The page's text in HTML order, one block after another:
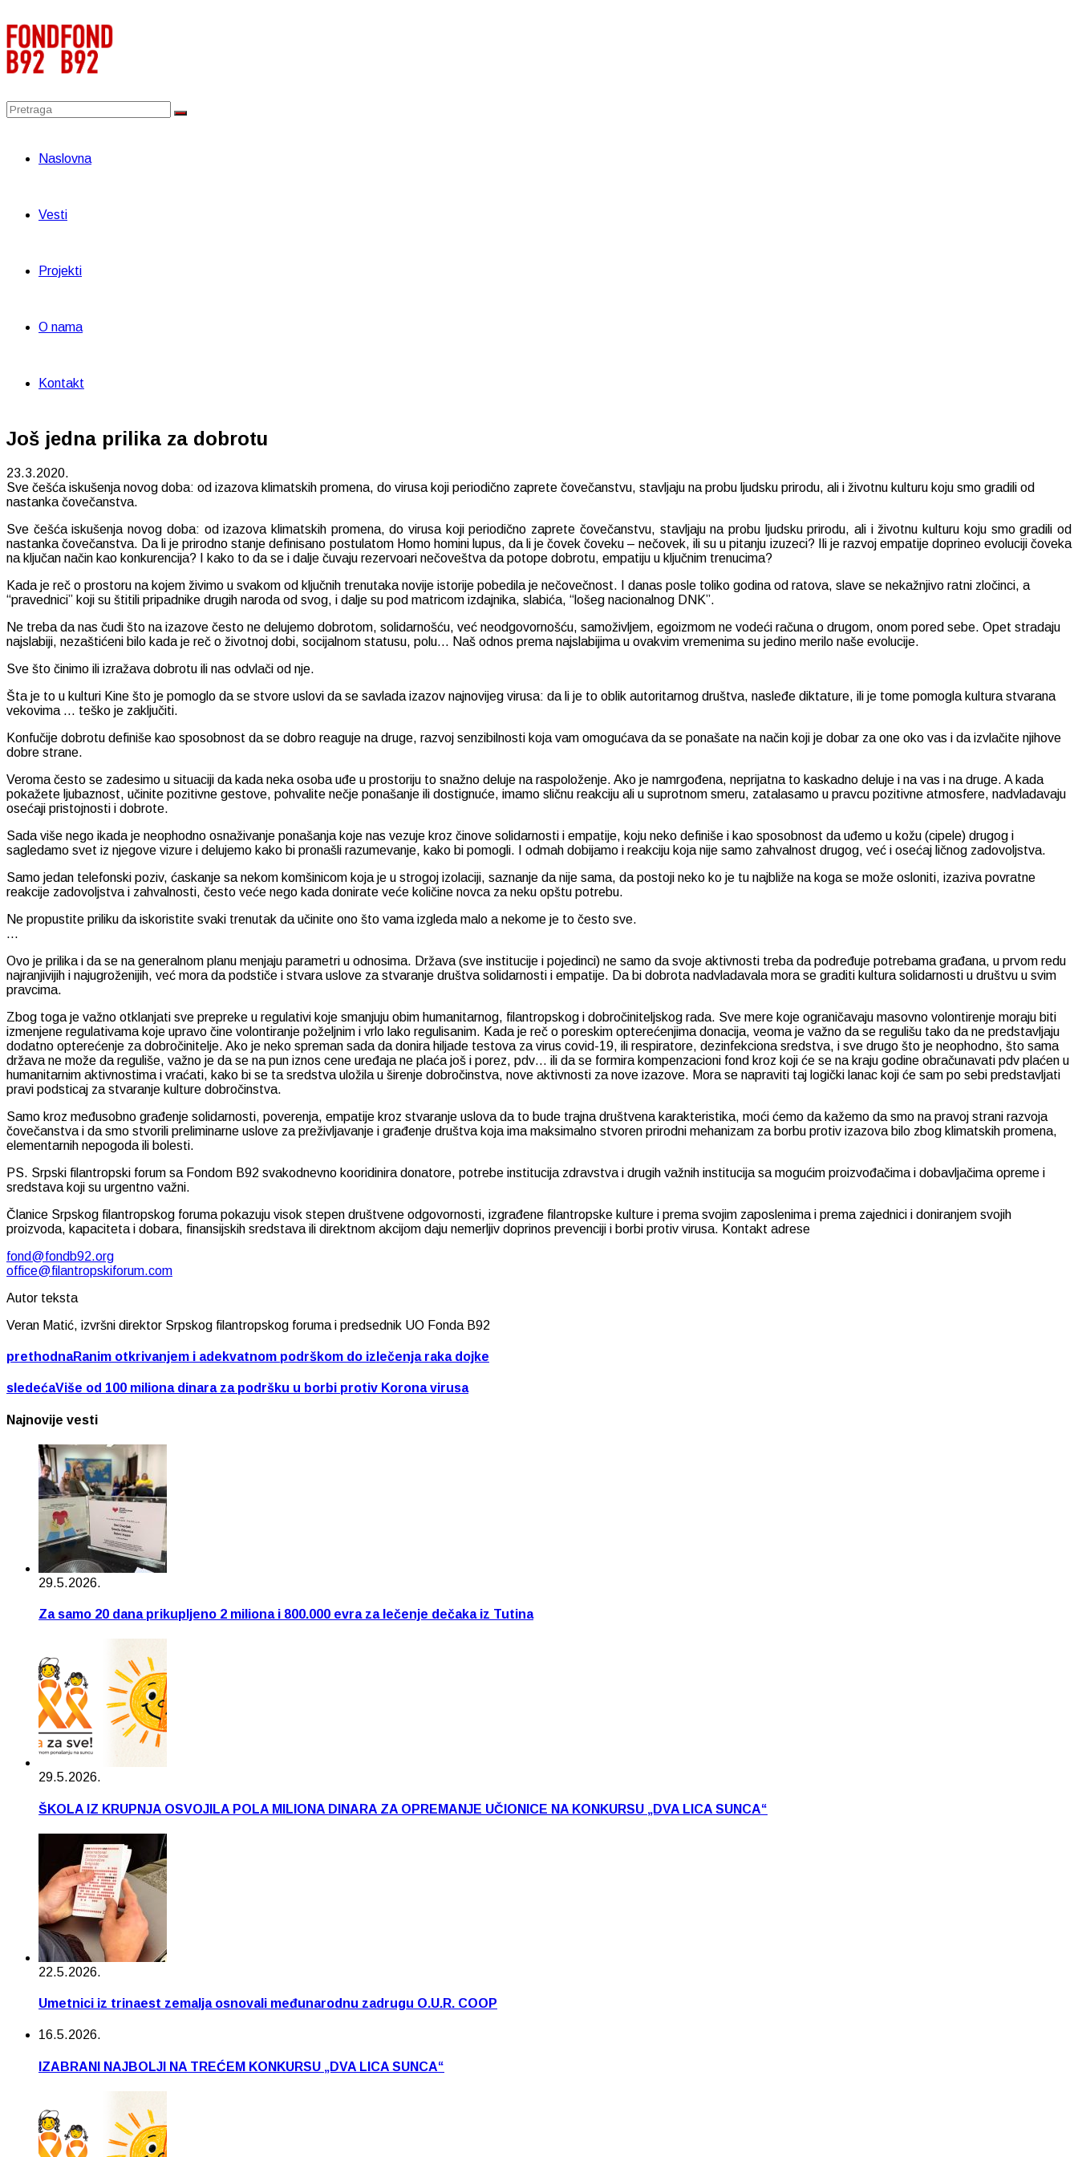
Naslovna
Vesti
Projekti
O nama
Kontakt
Još jedna prilika za dobrotu
23.3.2020.
Sve češća iskušenja novog doba: od izazova klimatskih promena, do virusa koji periodično zaprete čovečanstvu, stavljaju na probu ljudsku prirodu, ali i životnu kulturu koju smo gradili od
nastanka čovečanstva.
Sve češća iskušenja novog doba: od izazova klimatskih promena, do virusa koji periodično zaprete čovečanstvu, stavljaju na probu ljudsku prirodu, ali i životnu kulturu koju smo gradili od
nastanka čovečanstva. Da li je prirodno stanje definisano postulatom Homo homini lupus, da li je čovek čoveku – nečovek, ili su u pitanju izuzeci? Ili je razvoj empatije doprineo evoluciji čoveka
na ključan način kao konkurencija? I kako to da se i dalje čuvaju rezervoari nečoveštva da potope dobrotu, empatiju u ključnim trenucima?
Kada je reč o prostoru na kojem živimo u svakom od ključnih trenutaka novije istorije pobedila je nečovečnost. I danas posle toliko godina od ratova, slave se nekažnjivo ratni zločinci, a
“pravednici” koji su štitili pripadnike drugih naroda od svog, i dalje su pod matricom izdajnika, slabića, “lošeg nacionalnog DNK”.
Ne treba da nas čudi što na izazove često ne delujemo dobrotom, solidarnošću, već neodgovornošću, samoživljem, egoizmom ne vodeći računa o drugom, onom pored sebe. Opet stradaju
najslabiji, nezaštićeni bilo kada je reč o životnoj dobi, socijalnom statusu, polu… Naš odnos prema najslabijima u ovakvim vremenima su jedino merilo naše evolucije.
Sve što činimo ili izražava dobrotu ili nas odvlači od nje.
Šta je to u kulturi Kine što je pomoglo da se stvore uslovi da se savlada izazov najnovijeg virusa: da li je to oblik autoritarnog društva, nasleđe diktature, ili je tome pomogla kultura stvarana
vekovima … teško je zaključiti.
Konfučije dobrotu definiše kao sposobnost da se dobro reaguje na druge, razvoj senzibilnosti koja vam omogućava da se ponašate na način koji je dobar za one oko vas i da izvlačite njihove
dobre strane.
Veroma često se zadesimo u situaciji da kada neka osoba uđe u prostoriju to snažno deluje na raspoloženje. Ako je namrgođena, neprijatna to kaskadno deluje i na vas i na druge. A kada
pokažete ljubaznost, učinite pozitivne gestove, pohvalite nečje ponašanje ili dostignuće, imamo sličnu reakciju ali u suprotnom smeru, zatalasamo u pravcu pozitivne atmosfere, nadvladavaju
osećaji pristojnosti i dobrote.
Sada više nego ikada je neophodno osnaživanje ponašanja koje nas vezuje kroz činove solidarnosti i empatije, koju neko definiše i kao sposobnost da uđemo u kožu (cipele) drugog i
sagledamo svet iz njegove vizure i delujemo kako bi pronašli razumevanje, kako bi pomogli. I odmah dobijamo i reakciju koja nije samo zahvalnost drugog, već i osećaj ličnog zadovoljstva.
Samo jedan telefonski poziv, ćaskanje sa nekom komšinicom koja je u strogoj izolaciji, saznanje da nije sama, da postoji neko ko je tu najbliže na koga se može osloniti, izaziva povratne
reakcije zadovoljstva i zahvalnosti, često veće nego kada donirate veće količine novca za neku opštu potrebu.
Ne propustite priliku da iskoristite svaki trenutak da učinite ono što vama izgleda malo a nekome je to često sve.
…
Ovo je prilika i da se na generalnom planu menjaju parametri u odnosima. Država (sve institucije i pojedinci) ne samo da svoje aktivnosti treba da podređuje potrebama građana, u prvom redu
najranjivijih i najugroženijih, već mora da podstiče i stvara uslove za stvaranje društva solidarnosti i empatije. Da bi dobrota nadvladavala mora se graditi kultura solidarnosti u društvu u svim
pravcima.
Zbog toga je važno otklanjati sve prepreke u regulativi koje smanjuju obim humanitarnog, filantropskog i dobročiniteljskog rada. Sve mere koje ograničavaju masovno volontirenje moraju biti
izmenjene regulativama koje upravo čine volontiranje poželjnim i vrlo lako regulisanim. Kada je reč o poreskim opterećenjima donacija, veoma je važno da se regulišu tako da ne predstavljaju
dodatno opterećenje za dobročinitelje. Ako je neko spreman sada da donira hiljade testova za virus covid-19, ili respiratore, dezinfekciona sredstva, i sve drugo što je neophodno, što sama
država ne može da reguliše, važno je da se na pun iznos cene uređaja ne plaća još i porez, pdv… ili da se formira kompenzacioni fond kroz koji će se na kraju godine obračunavati pdv plaćen u
humanitarnim aktivnostima i vraćati, kako bi se ta sredstva uložila u širenje dobročinstva, nove aktivnosti za nove izazove. Mora se napraviti taj logički lanac koji će sam po sebi predstavljati
pravi podsticaj za stvaranje kulture dobročinstva.
Samo kroz međusobno građenje solidarnosti, poverenja, empatije kroz stvaranje uslova da to bude trajna društvena karakteristika, moći ćemo da kažemo da smo na pravoj strani razvoja
čovečanstva i da smo stvorili preliminarne uslove za preživljavanje i građenje društva koja ima maksimalno stvoren prirodni mehanizam za borbu protiv izazova bilo zbog klimatskih promena,
elementarnih nepogoda ili bolesti.
PS. Srpski filantropski forum sa Fondom B92 svakodnevno kooridinira donatore, potrebe institucija zdravstva i drugih važnih institucija sa mogućim proizvođačima i dobavljačima opreme i
sredstava koji su urgentno važni.
Članice Srpskog filantropskog foruma pokazuju visok stepen društvene odgovornosti, izgrađene filantropske kulture i prema svojim zaposlenima i prema zajednici i doniranjem svojih
proizvoda, kapaciteta i dobara, finansijskih sredstava ili direktnom akcijom daju nemerljiv doprinos prevenciji i borbi protiv virusa. Kontakt adrese
fond@fondb92.org
office@filantropskiforum.com
Autor teksta
Veran Matić, izvršni direktor Srpskog filantropskog foruma i predsednik UO Fonda B92
prethodnaRanim otkrivanjem i adekvatnom podrškom do izlečenja raka dojke
sledećaViše od 100 miliona dinara za podršku u borbi protiv Korona virusa
Najnovije vesti
29.5.2026.
Za samo 20 dana prikupljeno 2 miliona i 800.000 evra za lečenje dečaka iz Tutina
29.5.2026.
ŠKOLA IZ KRUPNJA OSVOJILA POLA MILIONA DINARA ZA OPREMANJE UČIONICE NA KONKURSU „DVA LICA SUNCA“
22.5.2026.
Umetnici iz trinaest zemalja osnovali međunarodnu zadrugu O.U.R. COOP
16.5.2026.
IZABRANI NAJBOLJI NA TREĆEM KONKURSU „DVA LICA SUNCA“